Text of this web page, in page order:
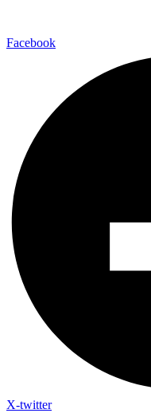
tartalomhoz
Facebook
X-twitter